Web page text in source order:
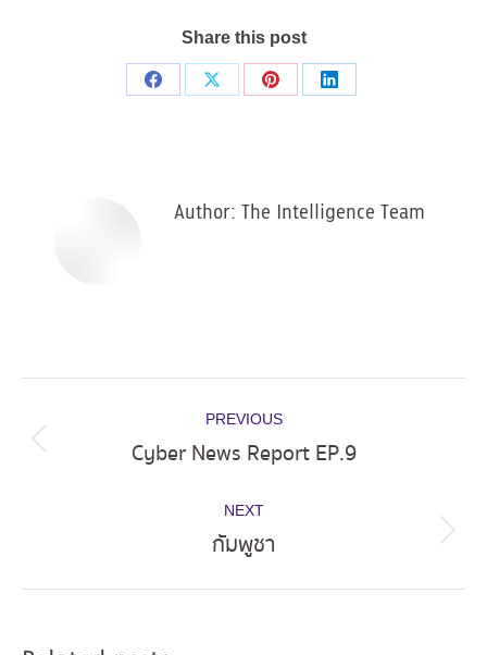
Share this post
Share
Share
Share
Share
Author: The Intelligence Team
navigation
PREVIOUS
Previous
Cyber News Report EP.9
NEXT
Next
กัมพูชา